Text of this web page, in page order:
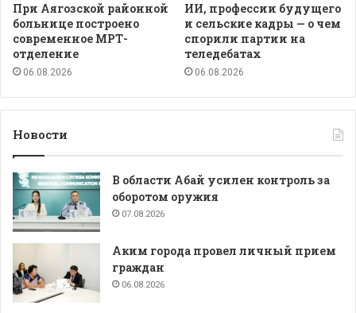
При Аягозской районной
больнице построено
современное МРТ-
отделение
06.08.2026
ИИ, профессии будущего
и сельские кадры — о чем
спорили партии на
теледебатах
06.08.2026
Новости
В области Абай усилен контроль за
оборотом оружия
07.08.2026
Аким города провел личный прием
граждан
06.08.2026